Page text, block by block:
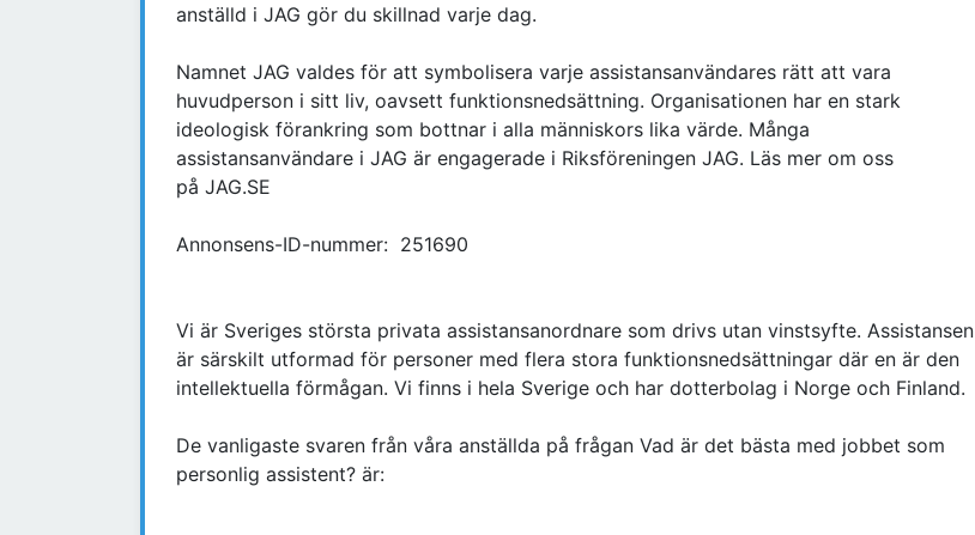
anställd i JAG gör du skillnad varje dag.
Namnet JAG valdes för att symbolisera varje assistansanvändares rätt att vara
huvudperson i sitt liv, oavsett funktionsnedsättning. Organisationen har en stark
ideologisk förankring som bottnar i alla människors lika värde. Många
assistansanvändare i JAG är engagerade i Riksföreningen JAG. Läs mer om oss
på JAG.SE
Annonsens-ID-nummer: 251690
Vi är Sveriges största privata assistansanordnare som drivs utan vinstsyfte. Assistansen
är särskilt utformad för personer med flera stora funktionsnedsättningar där en är den
intellektuella förmågan. Vi finns i hela Sverige och har dotterbolag i Norge och Finland.
De vanligaste svaren från våra anställda på frågan Vad är det bästa med jobbet som
personlig assistent? är: